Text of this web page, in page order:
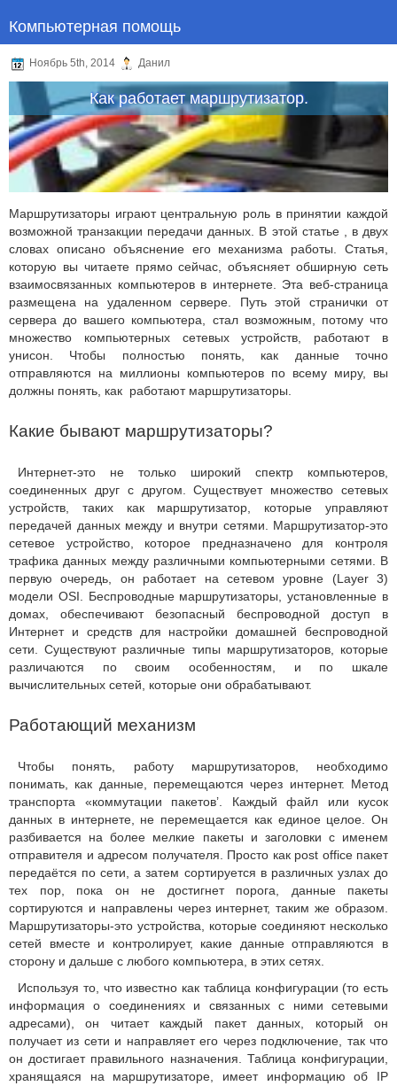
Компьютерная помощь
Ноябрь 5th, 2014 Данил
Как работает маршрутизатор.
Маршрутизаторы играют центральную роль в принятии каждой
возможной транзакции передачи данных. В этой статье , в двух
словах описано объяснение его механизма работы. Статья,
которую вы читаете прямо сейчас, объясняет обширную сеть
взаимосвязанных компьютеров в интернете. Эта веб-страница
размещена на удаленном сервере. Путь этой странички от
сервера до вашего компьютера, стал возможным, потому что
множество компьютерных сетевых устройств, работают в
унисон. Чтобы полностью понять, как данные точно
отправляются на миллионы компьютеров по всему миру, вы
должны понять, как работают маршрутизаторы.
Какие бывают маршрутизаторы?
Интернет-это не только широкий спектр компьютеров,
соединенных друг с другом. Существует множество сетевых
устройств, таких как маршрутизатор, которые управляют
передачей данных между и внутри сетями. Маршрутизатор-это
сетевое устройство, которое предназначено для контроля
трафика данных между различными компьютерными сетями. В
первую очередь, он работает на сетевом уровне (Layer 3)
модели OSI. Беспроводные маршрутизаторы, установленные в
домах, обеспечивают безопасный беспроводной доступ в
Интернет и средств для настройки домашней беспроводной
сети. Существуют различные типы маршрутизаторов, которые
различаются по своим особенностям, и по шкале
вычислительных сетей, которые они обрабатывают.
Работающий механизм
Чтобы понять, работу маршрутизаторов, необходимо
понимать, как данные, перемещаются через интернет. Метод
транспорта «коммутации пакетов’. Каждый файл или кусок
данных в интернете, не перемещается как единое целое. Он
разбивается на более мелкие пакеты и заголовки с именем
отправителя и адресом получателя. Просто как post office пакет
передаётся по сети, а затем сортируется в различных узлах до
тех пор, пока он не достигнет порога, данные пакеты
сортируются и направлены через интернет, таким же образом.
Маршрутизаторы-это устройства, которые соединяют несколько
сетей вместе и контролирует, какие данные отправляются в
сторону и дальше с любого компьютера, в этих сетях.
Используя то, что известно как таблица конфигурации (то есть
информация о соединениях и связанных с ними сетевыми
адресами), он читает каждый пакет данных, который он
получает из сети и направляет его через подключение, так что
он достигает правильного назначения. Таблица конфигурации,
хранящаяся на маршрутизаторе, имеет информацию об IP